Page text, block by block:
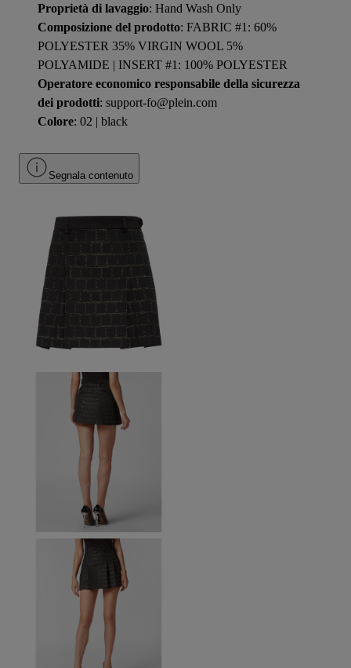
Proprietà di lavaggio: Hand Wash Only
Composizione del prodotto: FABRIC #1: 60%
POLYESTER 35% VIRGIN WOOL 5%
POLYAMIDE | INSERT #1: 100% POLYESTER
Operatore economico responsabile della sicurezza
dei prodotti: support-fo@plein.com
Colore: 02 | black
Segnala contenuto